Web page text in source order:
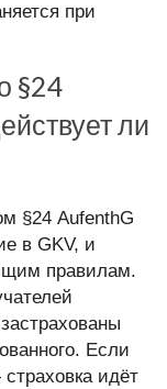
при
§24
ли
§24 AufenthG
в GKV, и
правилам.
Если
идёт